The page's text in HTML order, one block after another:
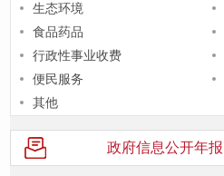
生态环境
食品药品
行政性事业收费
便民服务
其他
政府信息公开年报